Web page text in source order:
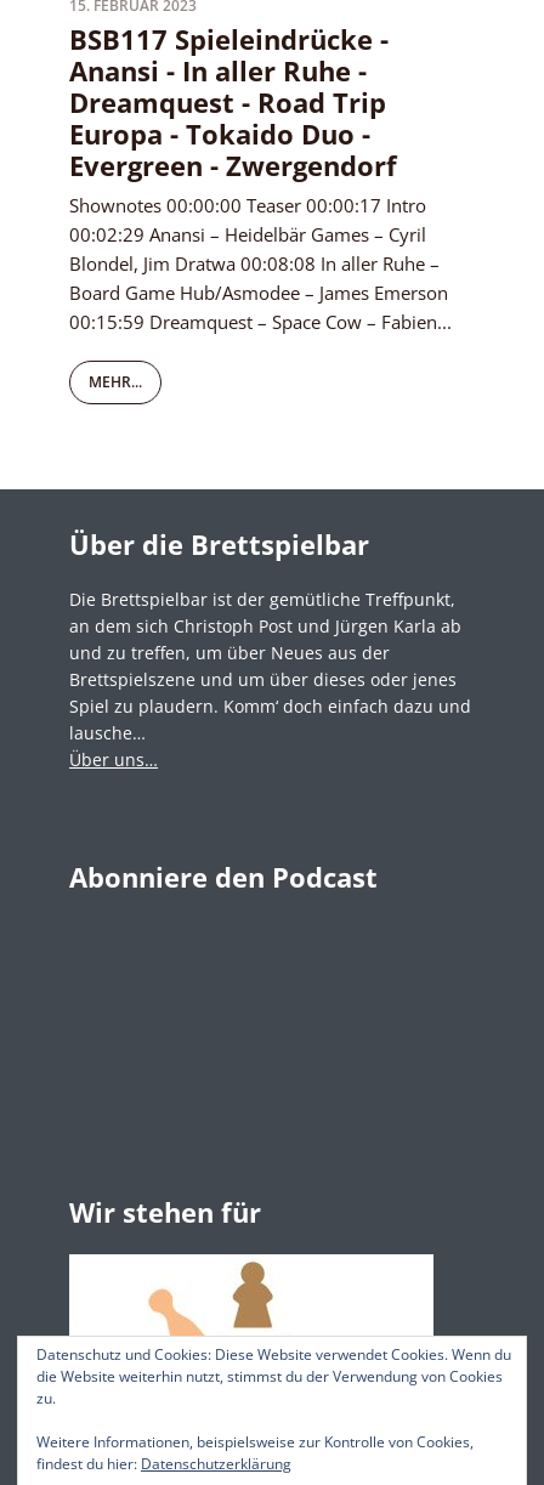
15. FEBRUAR 2023
BSB117 Spieleindrücke -
Anansi - In aller Ruhe -
Dreamquest - Road Trip
Europa - Tokaido Duo -
Evergreen - Zwergendorf
Shownotes 00:00:00 Teaser 00:00:17 Intro
00:02:29 Anansi – Heidelbär Games – Cyril
Blondel, Jim Dratwa 00:08:08 In aller Ruhe –
Board Game Hub/Asmodee – James Emerson
00:15:59 Dreamquest – Space Cow – Fabien...
MEHR...
Über die Brettspielbar
Die Brettspielbar ist der gemütliche Treffpunkt,
an dem sich Christoph Post und Jürgen Karla ab
und zu treffen, um über Neues aus der
Brettspielszene und um über dieses oder jenes
Spiel zu plaudern. Komm‘ doch einfach dazu und
lausche…
Über uns…
Abonniere den Podcast
Wir stehen für
Datenschutz und Cookies: Diese Website verwendet Cookies. Wenn du
die Website weiterhin nutzt, stimmst du der Verwendung von Cookies
zu.
Weitere Informationen, beispielsweise zur Kontrolle von Cookies,
findest du hier: Datenschutzerklärung